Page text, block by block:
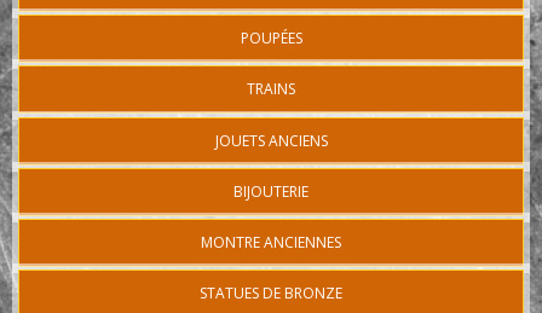
POUPÉES
TRAINS
JOUETS ANCIENS
BIJOUTERIE
MONTRE ANCIENNES
STATUES DE BRONZE